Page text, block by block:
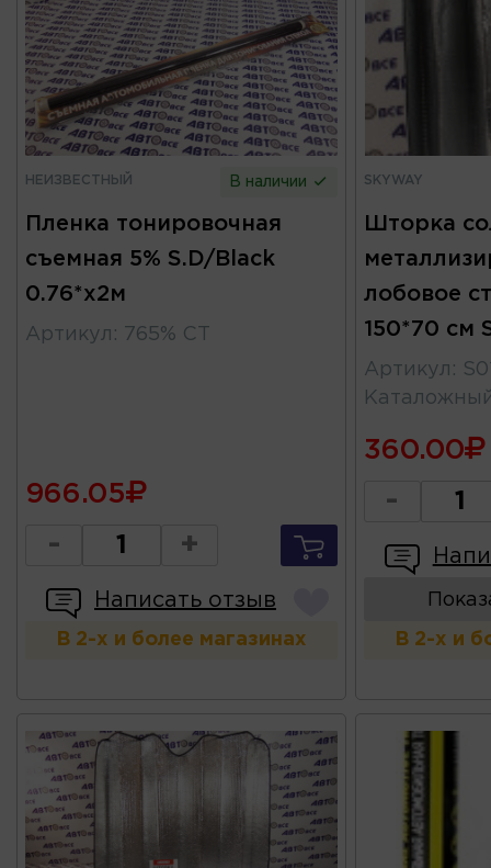
НЕИЗВЕСТНЫЙ В наличии
Пленка тонировочная
съемная 5% S.D/Black
0.76*x2м
Артикул : 765% СТ
966.05
- +
Написать отзыв
В 2-х и более магазинах
SKYWAY
Шторка
лобовое
150*70 см
Артикул :
360.00
-
В 2-х и